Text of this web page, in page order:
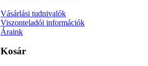
Vásárlási tudnivalók
Viszonteladói információk
Áraink
Kosár